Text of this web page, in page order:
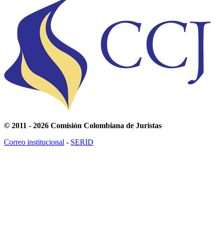
© 2011 - 2026 Comisión Colombiana de Juristas
Correo institucional - SERID